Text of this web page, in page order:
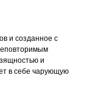
и созданное с
и
в себе чарующую